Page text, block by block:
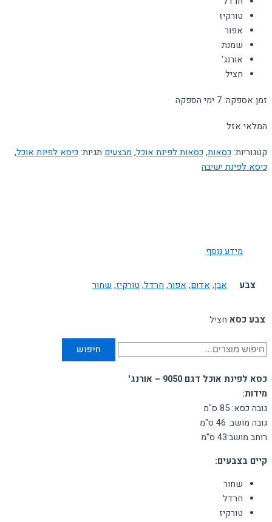
טורקיז
אפור
שמנת
אורנג'
חציל
זמן אספקה: 7 ימי הספקה
המלאי אזל
קטגוריות: כסאות, כסאות לפינת אוכל, מבצעים תגיות: כיסא לפינת אוכל,
כיסא לפינת ישיבה
מידע נוסף
צבע אבן,אדום,אפור,חרדל,טורקיז,שחור
צבע כסא חציל
חיפוש
כסא לפינת אוכל דגם 9050 – אורנג'
מידות:
גובה כסא: 85 ס"מ
גובה מושב: 46 ס"מ
רוחב מושב:43 ס"מ
קיים בצבעים:
שחור
חרדל
טורקיז